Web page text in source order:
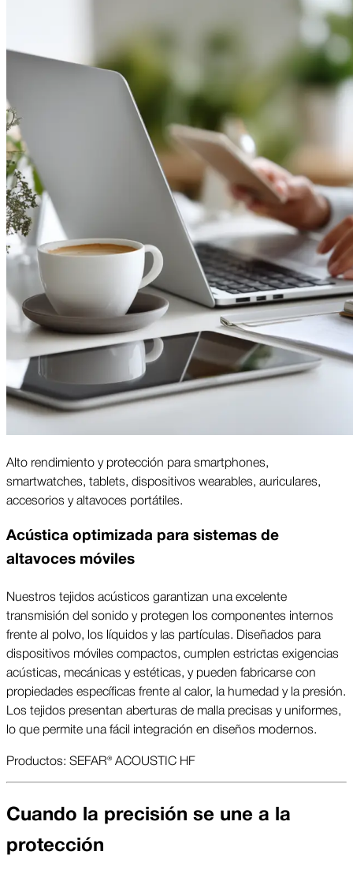
Alto rendimiento y protección para smartphones,
smartwatches, tablets, dispositivos wearables, auriculares,
accesorios y altavoces portátiles.
Acústica optimizada para sistemas de
altavoces móviles
Nuestros tejidos acústicos garantizan una excelente
transmisión del sonido y protegen los componentes internos
frente al polvo, los líquidos y las partículas. Diseñados para
dispositivos móviles compactos, cumplen estrictas exigencias
acústicas, mecánicas y estéticas, y pueden fabricarse con
propiedades específicas frente al calor, la humedad y la presión.
Los tejidos presentan aberturas de malla precisas y uniformes,
lo que permite una fácil integración en diseños modernos.
Productos: SEFAR® ACOUSTIC HF
Cuando la precisión se une a la
protección